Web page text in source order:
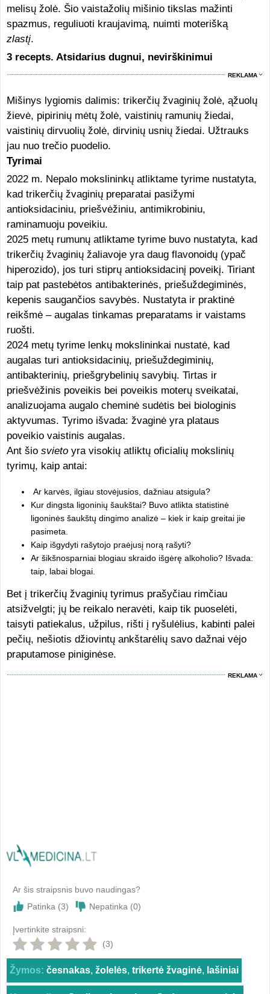
melisų žolė. Šio vaistažolių mišinio tikslas mažinti
spazmus, reguliuoti kraujavimą, nuimti moterišką
zlastį.
3 recepts. Atsidarius dugnui, nevirškinimui
REKLAMA
Mišinys lygiomis dalimis: trikerčių žvaginių žolė, ąžuolų
žievė, pipirinių mėtų žolė, vaistinių ramunių žiedai,
vaistinių dirvuolių žolė, dirvinių usnių žiedai. Užtrauks
jau nuo trečio puodelio.
Tyrimai
2022 m. Nepalo mokslininkų atliktame tyrime nustatyta,
kad trikerčių žvaginių preparatai pasižymi
antioksidaciniu, priešvėžiniu, antimikrobiniu,
raminamuoju poveikiu.
2025 metų rumunų atliktame tyrime buvo nustatyta, kad
trikerčių žvaginių žaliavoje yra daug flavonoidų (ypač
hiperozido), jos turi stiprų antioksidacinį poveikį. Tiriant
taip pat pastebėtos antibakterinės, priešuždegiminės,
kepenis saugančios savybės. Nustatyta ir praktinė
reikšmė – augalas tinkamas preparatams ir vaistams
ruošti.
2024 metų tyrime lenkų mokslininkai nustatė, kad
augalas turi antioksidacinių, priešuždegiminių,
antibakterinių, priešgrybelinių savybių. Tirtas ir
priešvėžinis poveikis bei poveikis moterų sveikatai,
analizuojama augalo cheminė sudėtis bei biologinis
aktyvumas. Tyrimo išvada: žvaginė yra plataus
poveikio vaistinis augalas.
Ant šio svieto yra visokių atliktų oficialių mokslinių
tyrimų, kaip antai:
Ar karvės, ilgiau stovėjusios, dažniau atsigula?
Kur dingsta ligoninių šaukštai? Buvo atlikta statistinė
ligoninės šaukštų dingimo analizė – kiek ir kaip greitai jie
pasimeta.
Kaip išgydyti rašytojo praėjusį norą rašyti?
Ar šikšnosparniai blogiau skraido išgėrę alkoholio? Išvada:
taip, labai blogai.
Bet į trikerčių žvaginių tyrimus prašyčiau rimčiau
atsižvelgti; jų be reikalo neravėti, kaip tik puoselėti,
taisyti patiekalus, užpilus, rišti į ryšulėlius, kabinti palei
pečių, nešiotis džiovintų ankštarėlių savo dažnai vėjo
praputamose piniginėse.
REKLAMA
Ar šis straipsnis buvo naudingas?
Patinka (3) Nepatinka (0)
Įvertinkite straipsni:
(3)
Žymos: česnakas, žolelės, trikertė žvaginė, lašiniai